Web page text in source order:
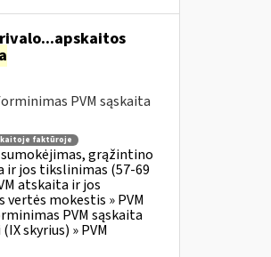
PVM sąskaita
faktūroje
grąžintino
ir jos tikslinimas (57-69
atskaita ir jos
vertės mokestis » PVM
PVM sąskaita
skyrius) » PVM